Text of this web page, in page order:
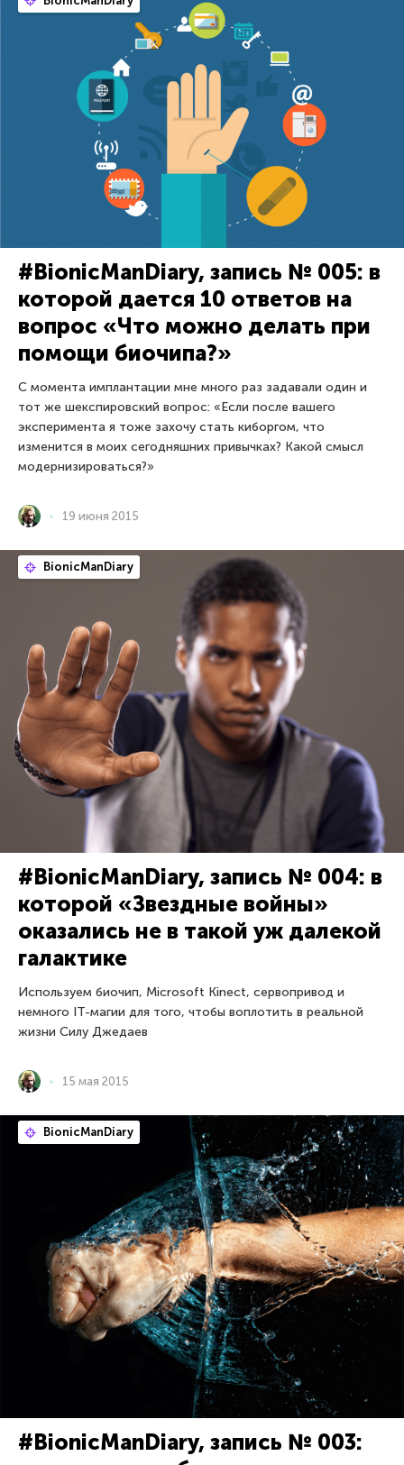
#BionicManDiary, запись № 005: в
которой дается 10 ответов на
вопрос «Что можно делать при
помощи биочипа?»
С момента имплантации мне много раз задавали один и
тот же шекспировский вопрос: «Если после вашего
эксперимента я тоже захочу стать киборгом, что
изменится в моих сегодняшних привычках? Какой смысл
модернизироваться?»
19 июня 2015
BionicManDiary
#BionicManDiary, запись № 004: в
которой «Звездные войны»
оказались не в такой уж далекой
галактике
Используем биочип, Microsoft Kinect, сервопривод и
немного IT-магии для того, чтобы воплотить в реальной
жизни Силу Джедаев
15 мая 2015
BionicManDiary
#BionicManDiary, запись № 003: